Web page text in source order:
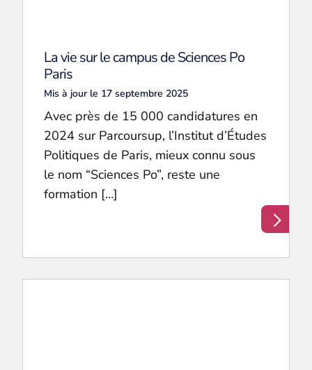
La vie sur le campus de Sciences Po
Paris
Mis à jour le 17 septembre 2025
Avec près de 15 000 candidatures en
2024 sur Parcoursup, l’Institut d’Études
Politiques de Paris, mieux connu sous
le nom “Sciences Po”, reste une
formation […]